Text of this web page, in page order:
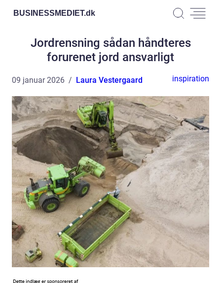
BUSINESSMEDIET.dk
Jordrensning sådan håndteres
forurenet jord ansvarligt
09 januar 2026 Laura Vestergaard inspiration